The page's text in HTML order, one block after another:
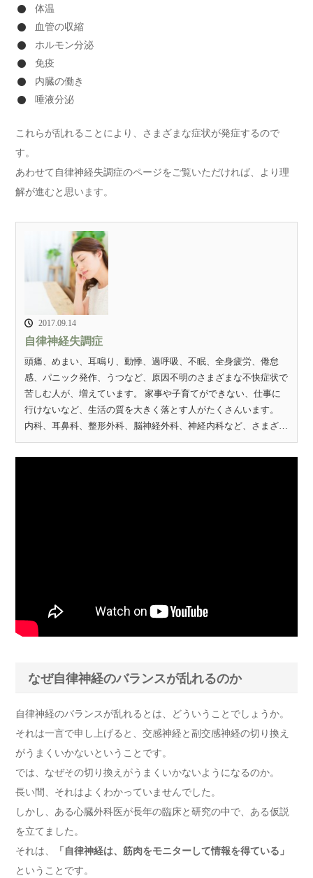
体温
血管の収縮
ホルモン分泌
免疫
内臓の働き
唾液分泌
これらが乱れることにより、さまざまな症状が発症するので
す。
あわせて自律神経失調症のページをご覧いただければ、より理
解が進むと思います。
2017.09.14
自律神経失調症
頭痛、めまい、耳鳴り、動悸、過呼吸、不眠、全身疲労、倦怠
感、パニック発作、うつなど、原因不明のさまざまな不快症状で
苦しむ人が、増えています。 家事や子育てができない、仕事に
行けないなど、生活の質を大きく落とす人がたくさんいます。
内科、耳鼻科、整形外科、脳神経外科、神経内科など、さまざ…
なぜ自律神経のバランスが乱れるのか
自律神経のバランスが乱れるとは、どういうことでしょうか。
それは一言で申し上げると、交感神経と副交感神経の切り換え
がうまくいかないということです。
では、なぜその切り換えがうまくいかないようになるのか。
長い間、それはよくわかっていませんでした。
しかし、ある心臓外科医が長年の臨床と研究の中で、ある仮説
を立てました。
それは、
「自律神経は、筋肉をモニターして情報を得ている」
ということです。